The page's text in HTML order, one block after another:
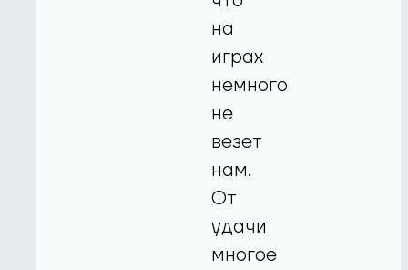
на
играх
немного
не
везет
нам.
От
удачи
многое